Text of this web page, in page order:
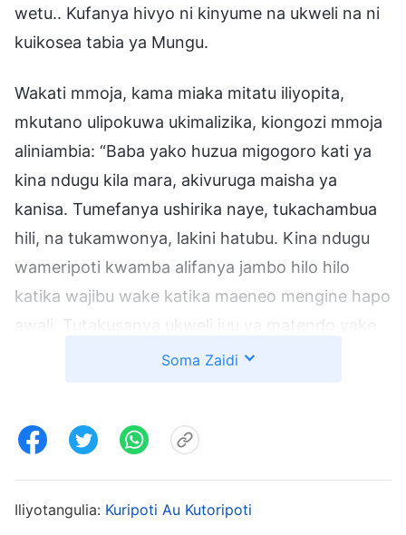
wetu.. Kufanya hivyo ni kinyume na ukweli na ni
kuikosea tabia ya Mungu.
Wakati mmoja, kama miaka mitatu iliyopita,
mkutano ulipokuwa ukimalizika, kiongozi mmoja
aliniambia: “Baba yako huzua migogoro kati ya
kina ndugu kila mara, akivuruga maisha ya
kanisa. Tumefanya ushirika naye, tukachambua
hili, na tukamwonya, lakini hatubu. Kina ndugu
wameripoti kwamba alifanya jambo hilo hilo
katika wajibu wake katika maeneo mengine hapo
awali. Tutakusanya ukweli juu ya matendo yake
maovu.” Moyo wangu ulipapa niliposikia hayo na
nilipohudhuria mikusanyiko na babangu,
Soma Zaidi
Iliyotangulia: Kuripoti Au Kutoripoti